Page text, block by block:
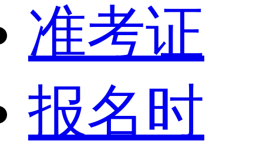
准考证
报名时